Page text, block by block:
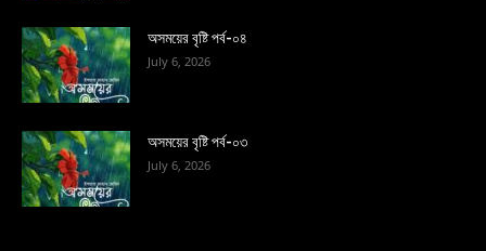
অসময়ের বৃষ্টি পর্ব-০৪
July 6, 2026
অসময়ের বৃষ্টি পর্ব-০৩
July 6, 2026